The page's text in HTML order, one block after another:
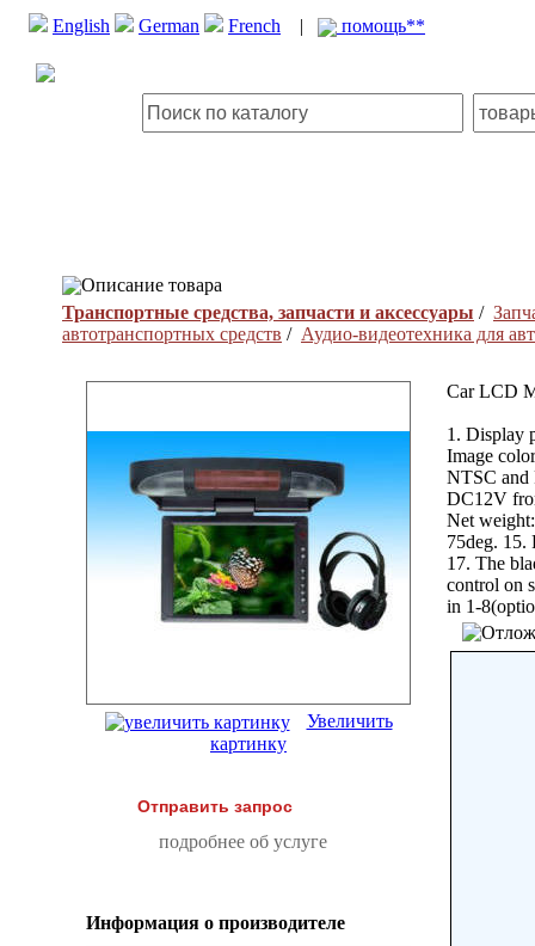
English German French | помощь**
Описание товара
Транспортные средства, запчасти и аксессуары /
автотранспортных средств / Аудио-видеотехника для
Увеличить
картинку
Отправить запрос
подробнее об услуге
Информация о производителе
Car LCD
1. Display
Image
NTSC and
DC12V
Net
75deg. 15.
17. The
control on
in 1-